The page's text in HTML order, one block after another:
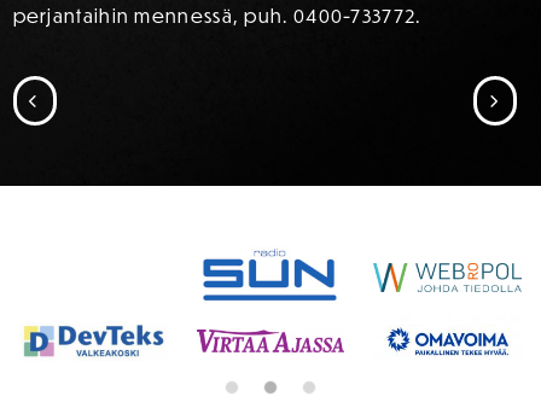
perjantaihin mennessä, puh. 0400-733772.
SIIRRY EDELLISEEN